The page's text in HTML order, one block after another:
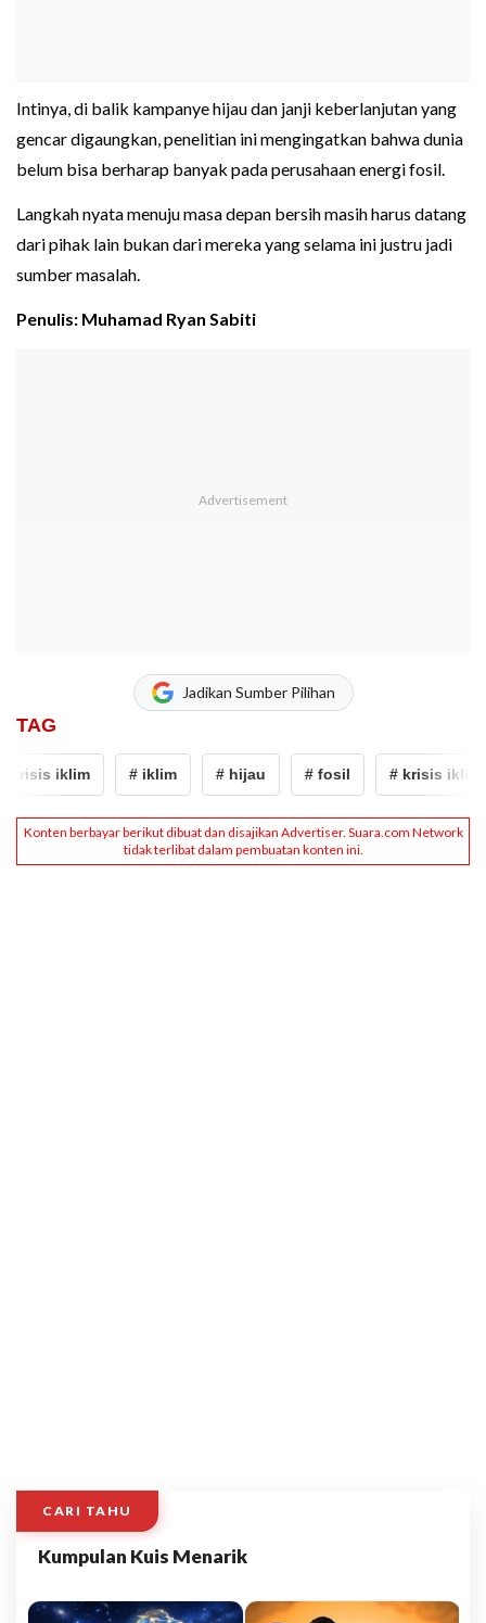
Intinya, di balik kampanye hijau dan janji keberlanjutan yang
gencar digaungkan, penelitian ini mengingatkan bahwa dunia
belum bisa berharap banyak pada perusahaan energi fosil.
Langkah nyata menuju masa depan bersih masih harus datang
dari pihak lain bukan dari mereka yang selama ini justru jadi
sumber masalah.
Penulis: Muhamad Ryan Sabiti
Jadikan Sumber Pilihan
TAG
iklim # iklim # hijau # fosil # krisis iklim
CARI TAHU
Kumpulan Kuis Menarik